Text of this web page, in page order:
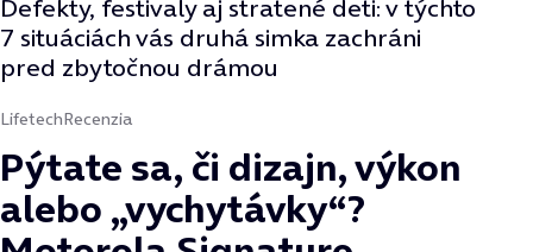
Defekty, festivaly aj stratené deti: v týchto
7 situáciách vás druhá simka zachráni
pred zbytočnou drámou
LifetechRecenzia
Pýtate sa, či dizajn, výkon
alebo „vychytávky“?